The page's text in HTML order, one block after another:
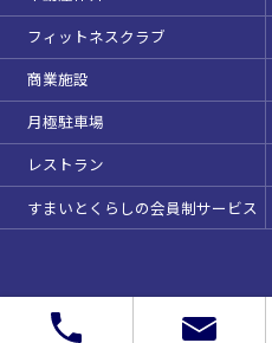
フィットネスクラブ
商業施設
月極駐車場
レストラン
すまいとくらしの会員制サービス